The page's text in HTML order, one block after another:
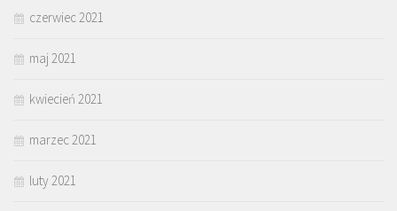
czerwiec 2021
maj 2021
kwiecień 2021
marzec 2021
luty 2021